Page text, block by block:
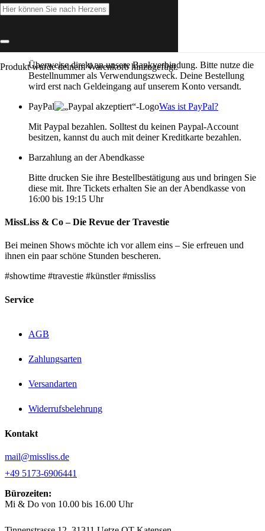
Produktwurde deinem Warenkorb hinzugefügt.
Zahlungsarten
Überweise direkt an unsere Bankverbindung. Bitte nutze die
Bestellnummer als Verwendungszweck. Deine Bestellung
wird erst nach Geldeingang auf unserem Konto versandt.
PayPal
Was ist PayPal?
Mit Paypal bezahlen. Solltest du keinen Paypal-Account
besitzen, kannst du auch mit deiner Kreditkarte bezahlen.
Barzahlung an der Abendkasse
Bitte drucken Sie ihre Bestellbestätigung aus und bringen Sie
diese mit. Ihre Tickets erhalten Sie an der Abendkasse von
16:00 bis 19:15 Uhr
MissLiss & Co – Die Revue der Travestie
Bei meinen Shows möchte ich vor allem eins – Sie erfreuen und
ihnen ein paar schöne Stunden bescheren.
#showtime #travestie #künstler #missliss
Service
AGB
Zahlungsarten
Versandarten
Widerrufsbelehrung
Kontakt
mail@missliss.de
+49 5173-6906441
Bürozeiten:
Mi & Do von 10.00 bis 16.00 Uhr